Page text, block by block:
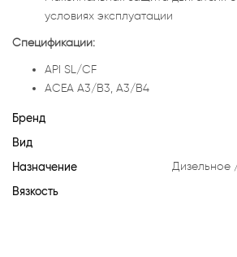
условиях эксплуатации
Спецификации:
API SL/CF
ACEA A3/B3, A3/B4
Бренд
Вид
Назначение Дизельное
Вязкость